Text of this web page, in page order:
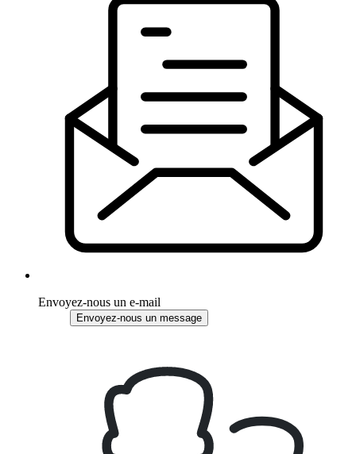
Envoyez-nous un e-mail
Envoyez-nous un message